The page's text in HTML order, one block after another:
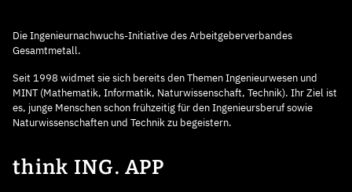
Die Ingenieurnachwuchs-Initiative des Arbeitgeberverbandes
Gesamtmetall.
Seit 1998 widmet sie sich bereits den Themen Ingenieurwesen und
MINT (Mathematik, Informatik, Naturwissenschaft, Technik). Ihr Ziel ist
es, junge Menschen schon frühzeitig für den Ingenieursberuf sowie
Naturwissenschaften und Technik zu begeistern.
think ING. APP